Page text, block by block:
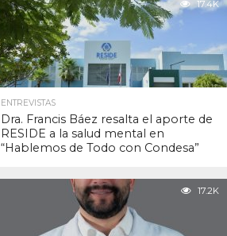
17.4K
ENTREVISTAS
Dra. Francis Báez resalta el aporte de
RESIDE a la salud mental en
“Hablemos de Todo con Condesa”
17.2K